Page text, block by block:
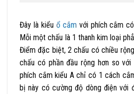
Đây là kiểu ổ cắm với phích cắm
Mỗi một chấu là 1 thanh kim loại
Điểm đặc biệt, 2 chấu có chiều
chấu có phần đầu rộng hơn so với
phích cắm kiểu A chỉ có 1 cách
bị này có cường độ dòng điện với